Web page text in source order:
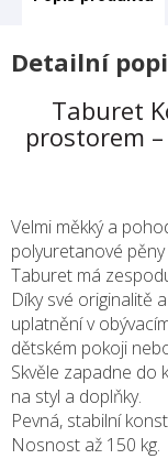
Detailní
Taburet
prostorem
Velmi měkký a
polyuretanové
Taburet má
Díky své originalitě
uplatnění v
dětském pokoji
Skvěle zapadne do
na styl a doplňky.
Pevná, stabilní
Nosnost až 150 kg.